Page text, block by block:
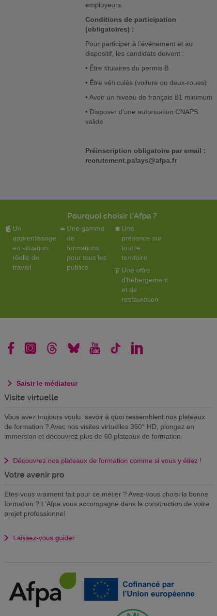
employeurs.
Conditions de participation
(obligatoires) :
Pour participer à l’événement et au
dispositif, les candidats doivent :
• Être titulaires du permis B
• Être véhiculés (voiture ou deux-roues)
• Avoir un niveau de français B1 minimum
• Disposer d’une autorisation CNAPS
valide
Préinscription obligatoire par email :
recrutement.palays@afpa.fr
Pourquoi choisir l'Afpa ?
Un
apprentissage
en situation
réelle de
travail
Une gamme
de
formations
pour tous les
publics
Une
présence sur
tout le
territoire
Une offre
d'hébergement
et de
restauration
Saisir le médiateur
Visite virtuelle
Vous avez toujours voulu savoir à quoi ressemblent nos plateaux
de formation ? Avec nos visites virtuelles 360° HD, plongez en
immersion et découvrez plus de 60 plateaux de formation.
Découvrez nos plateaux de formation comme si vous y étiez !
Votre avenir pro
Etes-vous vraiment fait pour ce métier ? Avez-vous choisi la bonne
formation ? L'Afpa vous accompagne dans la construction de votre
projet professionnel
Laissez-vous guider